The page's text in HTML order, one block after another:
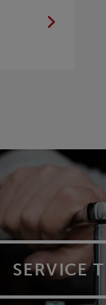
SERVICE